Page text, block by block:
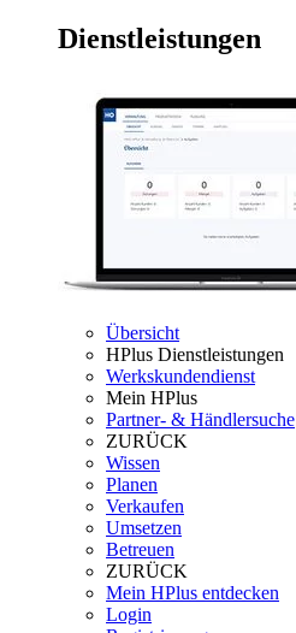
Dienstleistungen
Übersicht
HPlus Dienstleistungen
Werkskundendienst
Mein HPlus
Partner- & Händlersuche
ZURÜCK
Wissen
Planen
Verkaufen
Umsetzen
Betreuen
ZURÜCK
Mein HPlus entdecken
Login